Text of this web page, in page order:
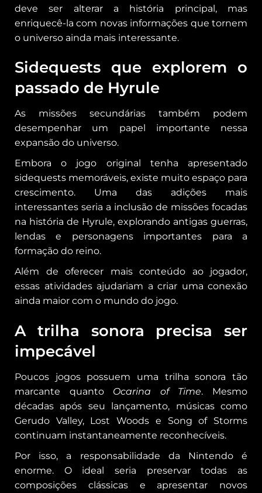
deve ser alterar a história principal, mas
enriquecê-la com novas informações que tornem
o universo ainda mais interessante.
Sidequests que explorem o
passado de Hyrule
As missões secundárias também podem
desempenhar um papel importante nessa
expansão do universo.
Embora o jogo original tenha apresentado
sidequests memoráveis, existe muito espaço para
crescimento. Uma das adições mais
interessantes seria a inclusão de missões focadas
na história de Hyrule, explorando antigas guerras,
lendas e personagens importantes para a
formação do reino.
Além de oferecer mais conteúdo ao jogador,
essas atividades ajudariam a criar uma conexão
ainda maior com o mundo do jogo.
A trilha sonora precisa ser
impecável
Poucos jogos possuem uma trilha sonora tão
marcante quanto Ocarina of Time. Mesmo
décadas após seu lançamento, músicas como
Gerudo Valley, Lost Woods e Song of Storms
continuam instantaneamente reconhecíveis.
Por isso, a responsabilidade da Nintendo é
enorme. O ideal seria preservar todas as
composições clássicas e apresentar novos